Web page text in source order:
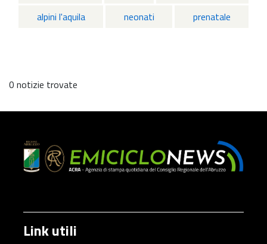
alpini l'aquila
neonati prenatale
0 notizie trovate
Link utili